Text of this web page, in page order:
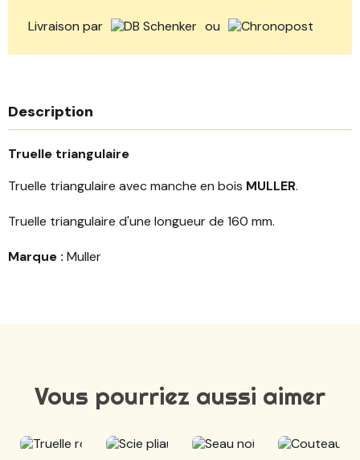
Livraison par ou
Description
Truelle triangulaire
Truelle triangulaire avec manche en bois MULLER.
Truelle triangulaire d'une longueur de 160 mm.
Marque : Muller
Vous pourriez aussi aimer